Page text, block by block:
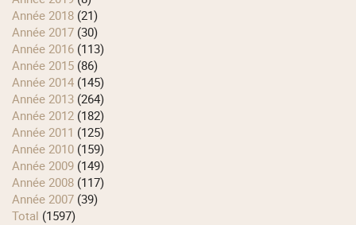
année 2018 (21)
année 2017 (30)
année 2016 (113)
année 2015 (86)
année 2014 (145)
année 2013 (264)
année 2012 (182)
année 2011 (125)
année 2010 (159)
année 2009 (149)
année 2008 (117)
année 2007 (39)
total (1597)